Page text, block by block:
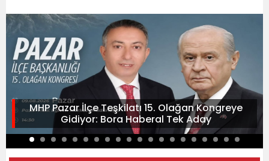
MHP Pazar İlçe Teşkilatı 15. Olağan Kongreye
Gidiyor: Bora Haberal Tek Aday